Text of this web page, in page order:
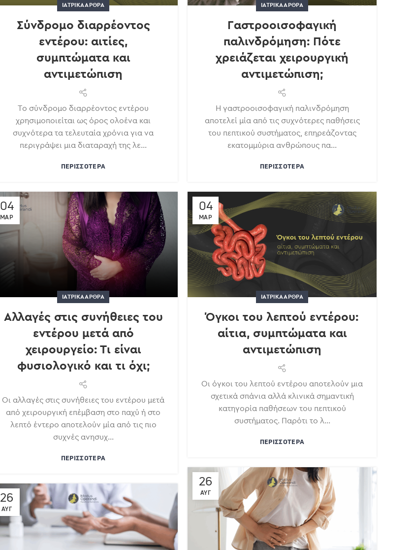
ΙΑΤΡΙΚΆ ΆΡΘΡΑ
Σύνδρομο διαρρέοντος
εντέρου: αιτίες,
συμπτώματα και
αντιμετώπιση
Το σύνδρομο διαρρέοντος εντέρου
χρησιμοποιείται ως όρος ολοένα και
συχνότερα τα τελευταία χρόνια για να
περιγράψει μια διαταραχή της λε...
ΠΕΡΙΣΣΌΤΕΡΑ
ΙΑΤΡΙΚΆ ΆΡΘΡΑ
Γαστροοισοφαγική
παλινδρόμηση: Πότε
χρειάζεται χειρουργική
αντιμετώπιση;
Η γαστροοισοφαγική παλινδρόμηση
αποτελεί μία από τις συχνότερες παθήσεις
του πεπτικού συστήματος, επηρεάζοντας
εκατομμύρια ανθρώπους πα...
ΠΕΡΙΣΣΌΤΕΡΑ
04
ΜΑΡ
ΙΑΤΡΙΚΆ ΆΡΘΡΑ
Αλλαγές στις συνήθειες του
εντέρου μετά από
χειρουργείο: Τι είναι
φυσιολογικό και τι όχι;
Οι αλλαγές στις συνήθειες του εντέρου μετά
από χειρουργική επέμβαση στο παχύ ή στο
λεπτό έντερο αποτελούν μία από τις πιο
συχνές ανησυχ...
ΠΕΡΙΣΣΌΤΕΡΑ
04
ΜΑΡ
ΙΑΤΡΙΚΆ ΆΡΘΡΑ
Όγκοι του λεπτού εντέρου:
αίτια, συμπτώματα και
αντιμετώπιση
Οι όγκοι του λεπτού εντέρου αποτελούν μια
σχετικά σπάνια αλλά κλινικά σημαντική
κατηγορία παθήσεων του πεπτικού
συστήματος. Παρότι το λ...
ΠΕΡΙΣΣΌΤΕΡΑ
26
ΑΥΓ
26
ΑΥΓ